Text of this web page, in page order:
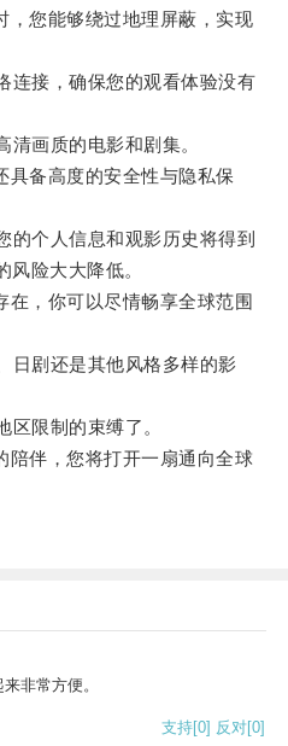
您能够绕过地理屏蔽，实现
接，确保您的观看体验没有
画质的电影和剧集。
备高度的安全性与隐私保
个人信息和观影历史将得到
险大大降低。
，你可以尽情畅享全球范围
剧还是其他风格多样的影
限制的束缚了。
伴，您将打开一扇通向全球
非常方便。
支持[0] 反对[0]